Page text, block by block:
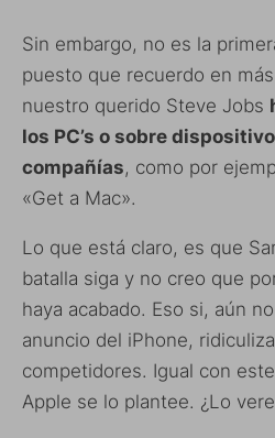
Sin embargo, no es la
puesto que recuerdo en
nuestro querido Steve Jobs
los PC’s o sobre
compañías, como por
«Get a Mac».
Lo que está claro, es que
batalla siga y no creo que
haya acabado. Eso si, aún
anuncio del iPhone,
competidores. Igual con
Apple se lo plantee. ¿Lo